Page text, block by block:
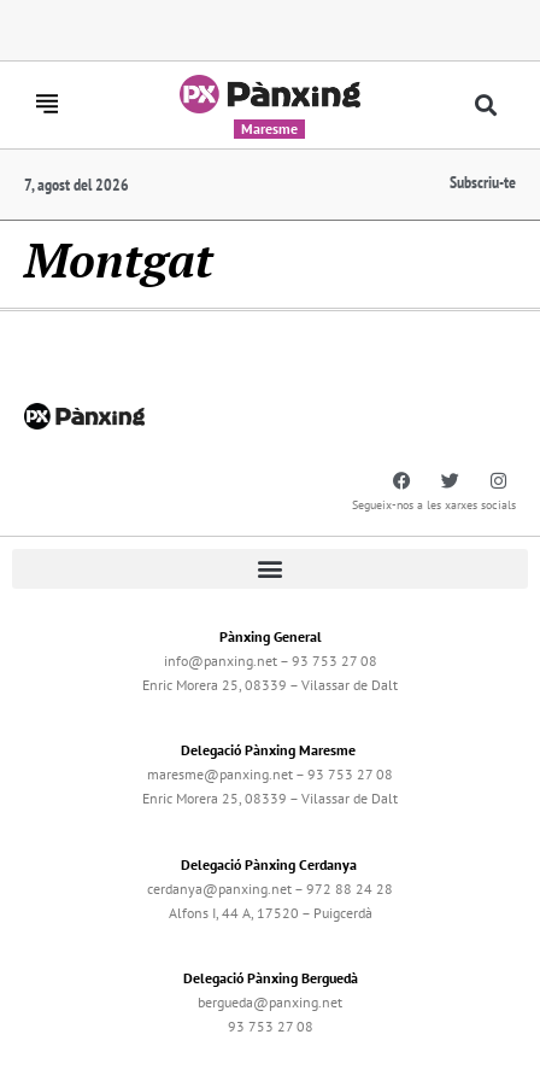
Maresme
7, agost del 2026 Subscriu-te
Montgat
Segueix-nos a les xarxes socials
Pànxing General
info@panxing.net – 93 753 27 08
Enric Morera 25, 08339 – Vilassar de Dalt
Delegació Pànxing Maresme
maresme@panxing.net – 93 753 27 08
Enric Morera 25, 08339 – Vilassar de Dalt
Delegació Pànxing Cerdanya
cerdanya@panxing.net – 972 88 24 28
Alfons I, 44 A, 17520 – Puigcerdà
Delegació Pànxing Berguedà
bergueda@panxing.net
93 753 27 08